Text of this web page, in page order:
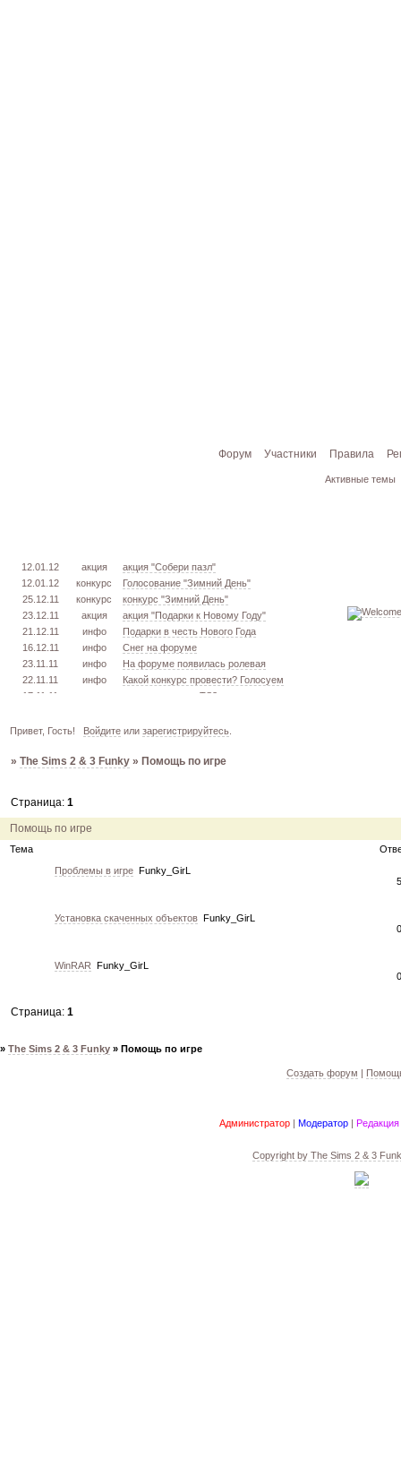
Форум Участники Правила
Активные темы
12.01.12 акция
акция "Собери пазл"
12.01.12
конкурс
Голосование "Зимний День"
25.12.11
конкурс
конкурс "Зимний День"
23.12.11
акция
акция "Подарки к Новому Году"
21.12.11
инфо
Подарки в честь Нового Года
16.12.11
инфо
Снег на форуме
23.11.11
инфо
На форуме появилась ролевая
22.11.11
инфо
Какой конкурс провести? Голосуем
17.11.11
извлекаем меш. TS3
15.11.11
урок
создаём свою обувь! TS3
03.10.11
инфо
город из GTA VC в игре TS3
12.04.11
04.04.11
акция
04.04.11
акция акция "Downloads"
Привет, Гость! Войдитеили зарегистрируйтесь.
»The Sims 2 & 3 Funky » Помощь по игре
Помощь по игре
Страница:1
Тема
Проблемы в игре Funky_GirL
5
Установка скаченных объектов Funky_GirL
0
WinRAR Funky_GirL
0
Страница:1
» The Sims 2 & 3 Funky » Помощь по игре
Создать форум
Администратор Модератор Редакция
Copyright by The Sims 2 & 3